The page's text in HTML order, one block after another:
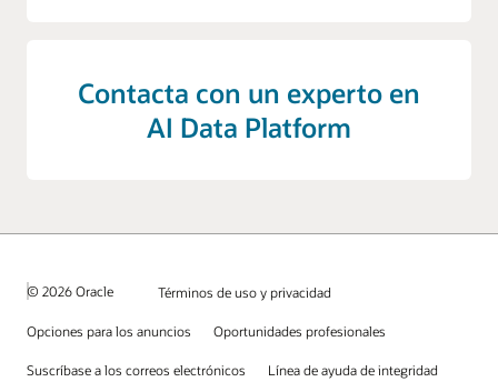
Contacta con un experto en
AI Data Platform
© 2026 Oracle Términos de uso y privacidad
Opciones para los anuncios Oportunidades profesionales
Suscríbase a los correos electrónicos Línea de ayuda de integridad